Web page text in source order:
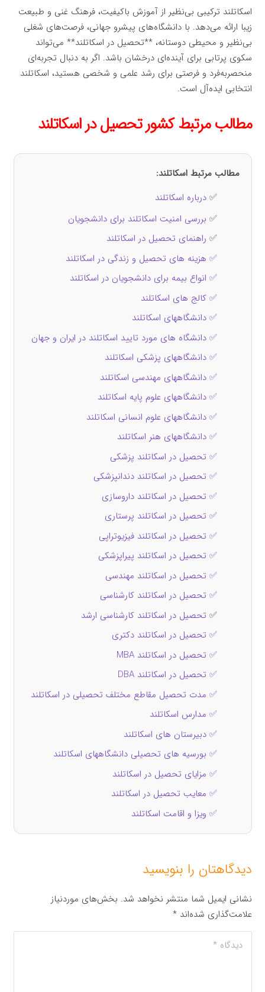
اسکاتلند ترکیبی بی‌نظیر از آموزش باکیفیت، فرهنگ غنی و طبیعت
زیبا ارائه می‌دهد. با دانشگاه‌های پیشرو جهانی، فرصت‌های شغلی
بی‌نظیر و محیطی دوستانه، **تحصیل در اسکاتلند** می‌تواند
سکوی پرتابی برای آینده‌ای درخشان باشد. اگر به دنبال تجربه‌ای
منحصربه‌فرد و فرصتی برای رشد علمی و شخصی هستید، اسکاتلند
انتخابی ایده‌آل است.
مطالب مرتبط کشور تحصیل در اسکاتلند
مطالب مرتبط اسکاتلند:
✅ درباره اسکاتلند
✅ بررسی امنیت اسکاتلند برای دانشجویان
✅ راهنمای تحصیل در اسکاتلند
✅ هزینه‌ های تحصیل و زندگی در اسکاتلند
✅ انواع بیمه برای دانشجویان در اسکاتلند
✅ کالج های اسکاتلند
✅ دانشگاههای اسکاتلند
✅ دانشگاه های مورد تایید اسکاتلند در ایران و جهان
✅ دانشگاههای پزشکی اسکاتلند
✅ دانشگاههای مهندسی اسکاتلند
✅ دانشگاههای علوم پایه اسکاتلند
✅ دانشگاههای علوم انسانی اسکاتلند
✅ دانشگاههای هنر اسکاتلند
✅ تحصیل در اسکاتلند پزشکی
✅ تحصیل در اسکاتلند دندانپزشکی
✅ تحصیل در اسکاتلند داروسازی
✅ تحصیل در اسکاتلند پرستاری
✅ تحصیل در اسکاتلند فیزیوتراپی
✅ تحصیل در اسکاتلند پیراپزشکی
✅ تحصیل در اسکاتلند مهندسی
✅ تحصیل در اسکاتلند کارشناسی
✅ تحصیل در اسکاتلند کارشناسی ارشد
✅ تحصیل در اسکاتلند دکتری
✅ تحصیل در اسکاتلند MBA
✅ تحصیل در اسکاتلند DBA
✅ مدت تحصیل مقاطع مختلف تحصیلی در اسکاتلند
✅ مدارس اسکاتلند
✅ دبیرستان های اسکاتلند
✅ بورسیه های تحصیلی دانشگاههای اسکاتلند
✅ مزایای تحصیل در اسکاتلند
✅ معایب تحصیل در اسکاتلند
✅ ویزا و اقامت اسکاتلند
دیدگاهتان را بنویسید
نشانی ایمیل شما منتشر نخواهد شد. بخش‌های موردنیاز
علامت‌گذاری شده‌اند*